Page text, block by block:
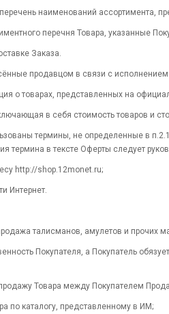
наименований ассортимента,
перечня Товара, указанные
Заказа.
продавцом в связи с
о товарах, представленных на
в себя стоимость товаров и
термины, не определенные в
термина в тексте Оферты следует
http://shop.12monet.ru;
Интернет.
талисманов, амулетов и прочих
Покупателя, а Покупатель
Товара между Покупателем
по каталогу, представленному в ИМ;